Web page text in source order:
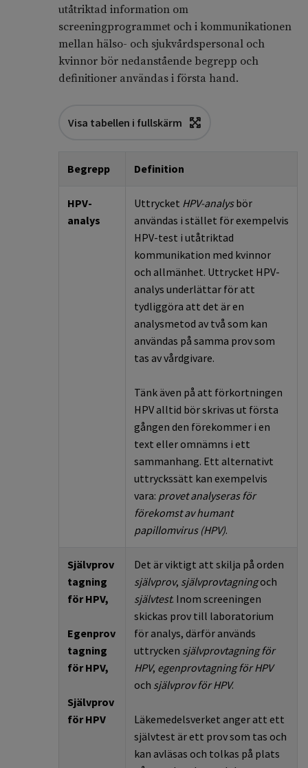
utåtriktad information om
screeningprogrammet och i kommunikationen
mellan hälso- och sjukvårdspersonal och
kvinnor bör nedanstående begrepp och
definitioner användas i första hand.
Visa tabellen i fullskärm
Begrepp Definition
HPV-
analys
Uttrycket HPV-analys bör
användas i stället förexempelvis
HPV-test i utåtriktad
kommunikation med kvinnor
och allmänhet. Uttrycket HPV-
analys underlättar för att
tydliggöra att det är en
analysmetod av två som kan
användas på samma prov som
tas av vårdgivare.
Tänk även på att förkortningen
HPV alltid bör skrivas ut första
gången den förekommer i en
text eller omnämns i ett
sammanhang. Ett alternativt
uttryckssätt kan exempelvis
vara: provet analyseras för
förekomst av humant
papillomvirus (HPV).
Självprov
tagning
för HPV,
Egenprov
tagning
för HPV,
Självprov
förHPV
Det ärviktigt att skilja på orden
självprov, självprovtagningoch
självtest. Inom screeningen
skickas prov till laboratorium
för analys, därför används
uttrycken självprovtagning för
HPV, egenprovtagning för HPV
och självprov för HPV.
Läkemedelsverket angeratt ett
självtest ärett provsom tas och
kan avläsas och tolkas på plats